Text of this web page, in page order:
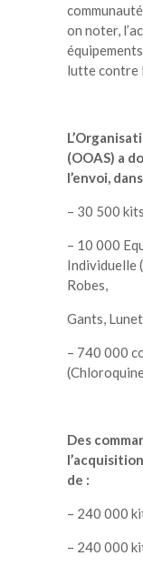
on noter,
lutte contre
(OOAS) a
l’envoi,
– 30 500
– 10 000
Individuelle
Robes,
Gants,
– 740 000
Des
de :
– 240 000
– 240 000